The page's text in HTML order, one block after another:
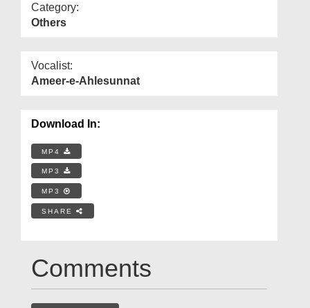
Category:
Others
Vocalist:
Ameer-e-Ahlesunnat
Download In:
MP4
MP3
MP3
SHARE
Comments